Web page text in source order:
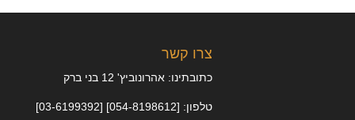
צרו קשר
כתובתינו: אהרונוביץ' 12 בני ברק
טלפון: [054-8198612] [03-6199392]